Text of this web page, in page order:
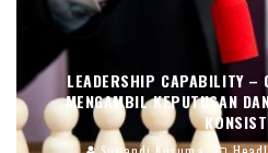
LEADERSHIP CAPABILITY –
MENGAMBIL KEPUTUSAN